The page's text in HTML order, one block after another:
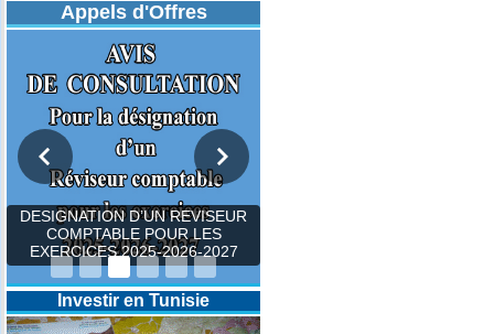
Appels d'Offres
DESIGNATION D’UN REVISEUR
COMPTABLE POUR LES
EXERCICES 2025-2026-2027
Investir en Tunisie